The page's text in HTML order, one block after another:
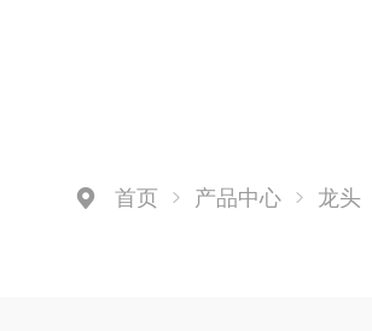
首页 产品中心 龙头